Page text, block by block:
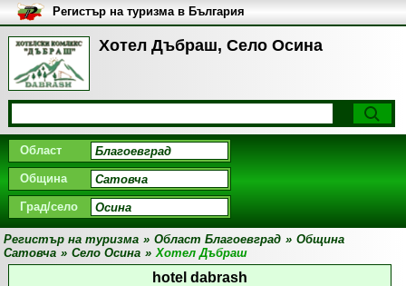
Хотел Дъбраш, Село Осина
Регистър на туризма в България
Област
Община
Град/село
Регистър на туризма » Област Благоевград » Община
Сатовча » Село Осина » Хотел Дъбраш
hotel dabrash